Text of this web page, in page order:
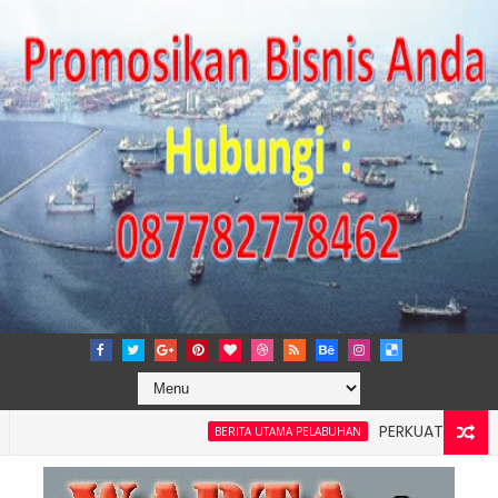
BERITA UTAMA PELABUHAN
PERKUAT TATA KELOLA
4: Pelindo Jasa Maritim Dengar Keluhan dan